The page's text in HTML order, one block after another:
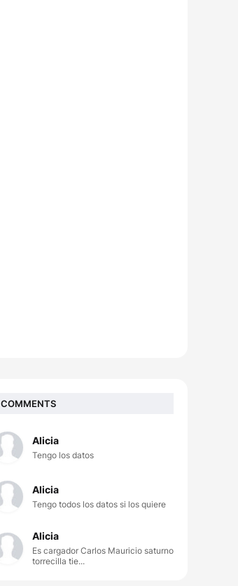
COMMENTS
Alicia
Tengo los datos
Alicia
Tengo todos los datos si los quiere
Alicia
Es cargador Carlos Mauricio saturno
torrecilla tie...